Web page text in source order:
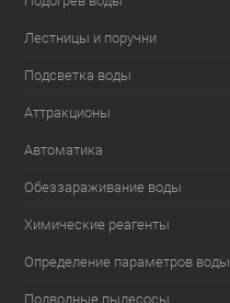
Лестницы и поручни
Подсветка воды
Аттракционы
Автоматика
Обеззараживание воды
Химические реагенты
Определение параметров воды
Подводные пылесосы